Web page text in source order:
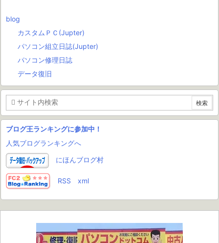
blog
カスタムＰＣ(Jupter)
パソコン組立日誌(Jupter)
パソコン修理日誌
データ復旧
ブログ王ランキングに参加中！
人気ブログランキングへ
にほんブログ村
RSS xml